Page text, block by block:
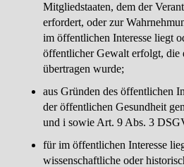
Mitgliedstaaten, dem der
erfordert, oder zur
im öffentlichen Interesse liegt
öffentlicher Gewalt erfolgt, die
übertragen wurde;
aus Gründen des öffentlichen
der öffentlichen Gesundheit
und i sowie Art. 9 Abs. 3
für im öffentlichen Interesse
wissenschaftliche oder